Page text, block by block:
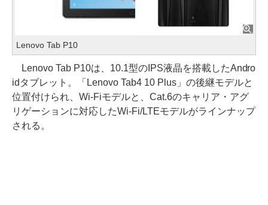
Lenovo Tab P10
Lenovo Tab P10は、10.1型のIPS液晶を搭載したAndro
idタブレット。「Lenovo Tab4 10 Plus」の後継モデルと
位置付けられ、Wi-Fiモデルと、Cat.6のキャリア・アグ
リゲーションに対応したWi-Fi/LTEモデルがラインナップ
される。